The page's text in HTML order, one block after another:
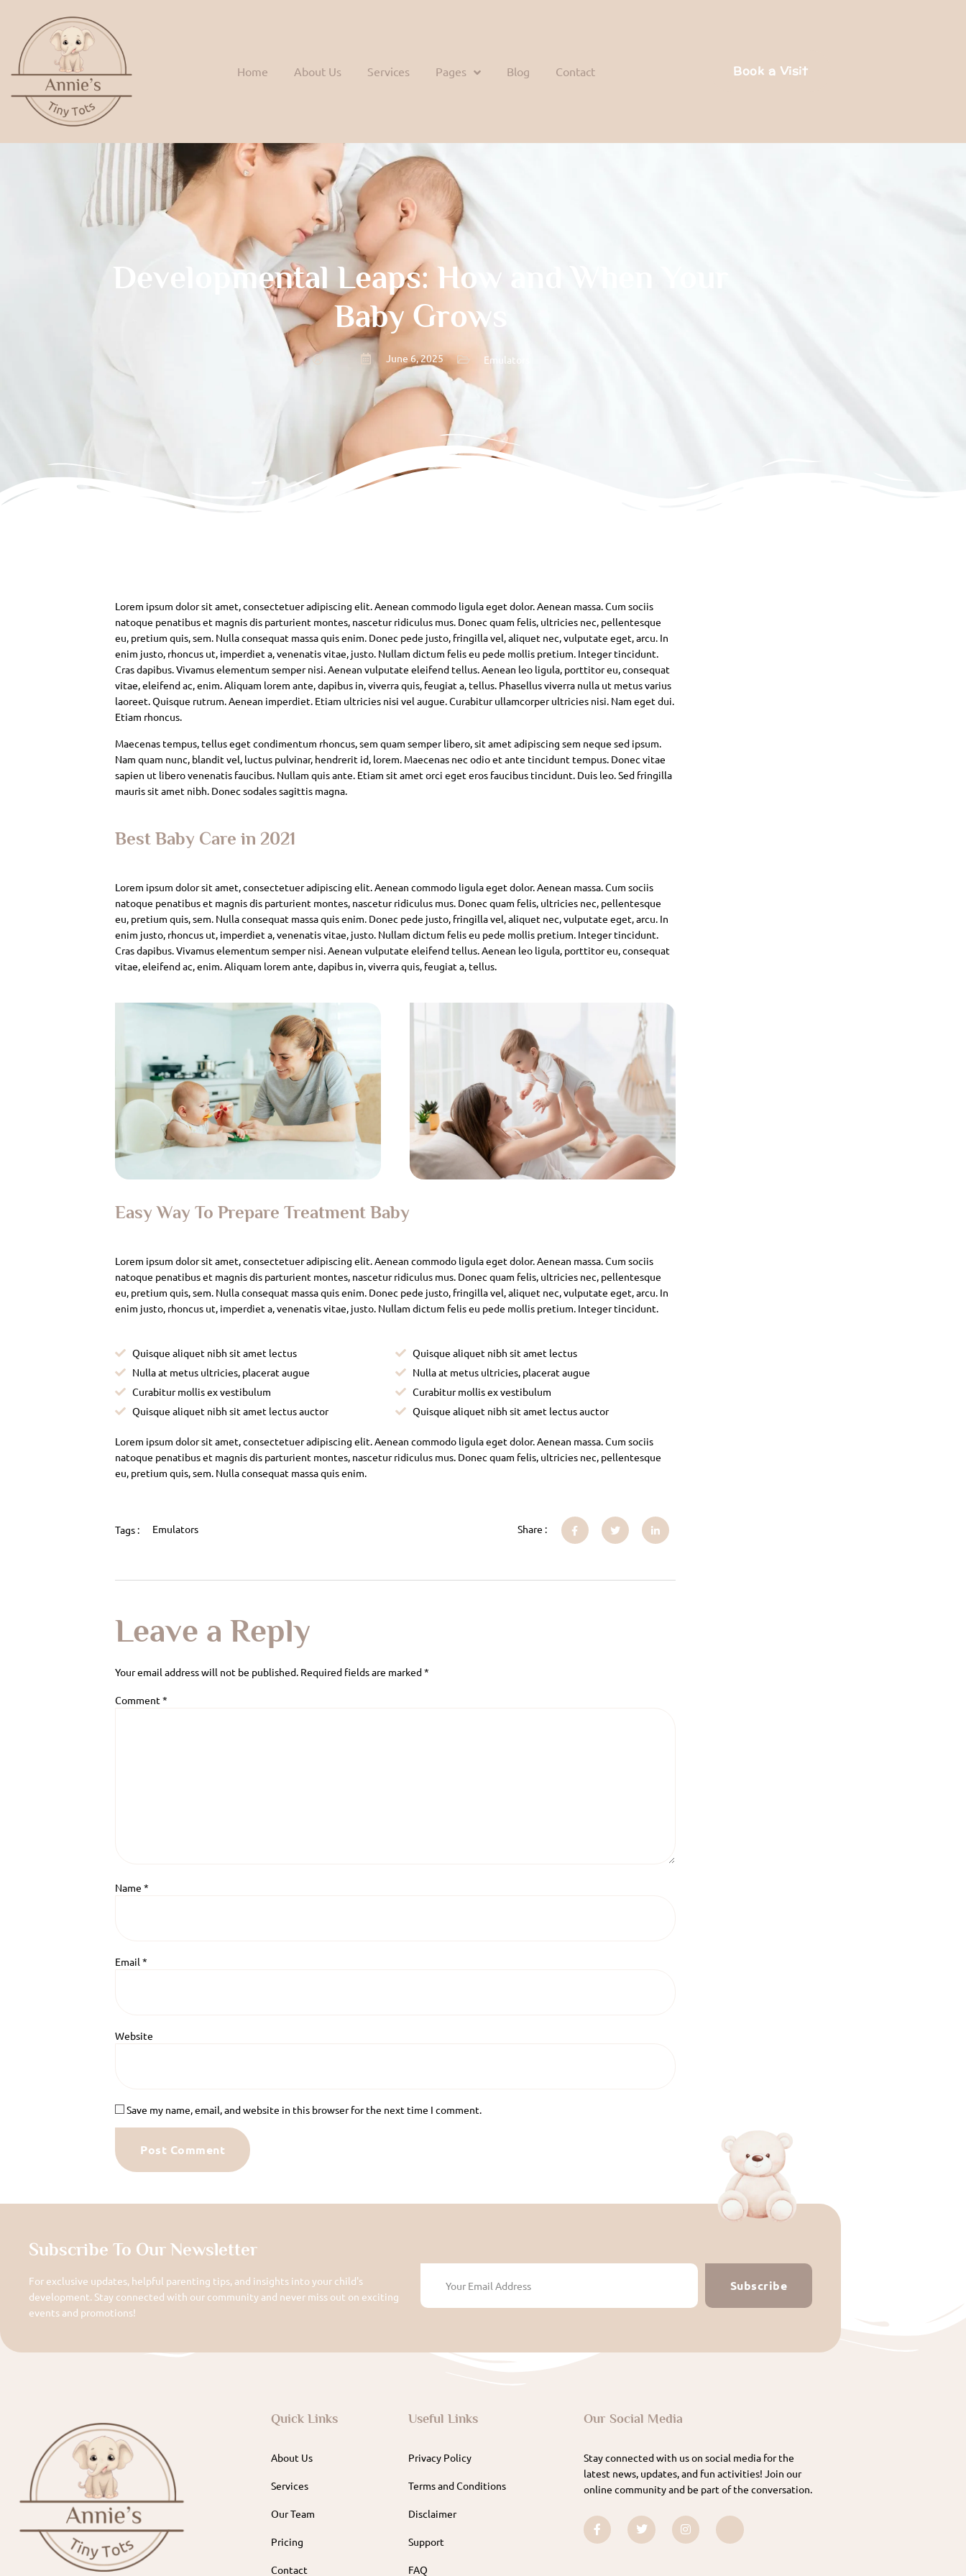
Home About Us Services Pages Blog Contact Book a Visit
Developmental Leaps: How and When Your
Baby Grows
June 6, 2025 Emulators
Lorem ipsum dolor sit amet, consectetuer adipiscing elit. Aenean commodo ligula eget dolor. Aenean massa. Cum sociis
natoque penatibus et magnis dis parturient montes, nascetur ridiculus mus. Donec quam felis, ultricies nec, pellentesque
eu, pretium quis, sem. Nulla consequat massa quis enim. Donec pede justo, fringilla vel, aliquet nec, vulputate eget, arcu. In
enim justo, rhoncus ut, imperdiet a, venenatis vitae, justo. Nullam dictum felis eu pede mollis pretium. Integer tincidunt.
Cras dapibus. Vivamus elementum semper nisi. Aenean vulputate eleifend tellus. Aenean leo ligula, porttitor eu, consequat
vitae, eleifend ac, enim. Aliquam lorem ante, dapibus in, viverra quis, feugiat a, tellus. Phasellus viverra nulla ut metus varius
laoreet. Quisque rutrum. Aenean imperdiet. Etiam ultricies nisi vel augue. Curabitur ullamcorper ultricies nisi. Nam eget dui.
Etiam rhoncus.
Maecenas tempus, tellus eget condimentum rhoncus, sem quam semper libero, sit amet adipiscing sem neque sed ipsum.
Nam quam nunc, blandit vel, luctus pulvinar, hendrerit id, lorem. Maecenas nec odio et ante tincidunt tempus. Donec vitae
sapien ut libero venenatis faucibus. Nullam quis ante. Etiam sit amet orci eget eros faucibus tincidunt. Duis leo. Sed fringilla
mauris sit amet nibh. Donec sodales sagittis magna.
Best Baby Care in 2021
Lorem ipsum dolor sit amet, consectetuer adipiscing elit. Aenean commodo ligula eget dolor. Aenean massa. Cum sociis
natoque penatibus et magnis dis parturient montes, nascetur ridiculus mus. Donec quam felis, ultricies nec, pellentesque
eu, pretium quis, sem. Nulla consequat massa quis enim. Donec pede justo, fringilla vel, aliquet nec, vulputate eget, arcu. In
enim justo, rhoncus ut, imperdiet a, venenatis vitae, justo. Nullam dictum felis eu pede mollis pretium. Integer tincidunt.
Cras dapibus. Vivamus elementum semper nisi. Aenean vulputate eleifend tellus. Aenean leo ligula, porttitor eu, consequat
vitae, eleifend ac, enim. Aliquam lorem ante, dapibus in, viverra quis, feugiat a, tellus.
Easy Way To Prepare Treatment Baby
Lorem ipsum dolor sit amet, consectetuer adipiscing elit. Aenean commodo ligula eget dolor. Aenean massa. Cum sociis
natoque penatibus et magnis dis parturient montes, nascetur ridiculus mus. Donec quam felis, ultricies nec, pellentesque
eu, pretium quis, sem. Nulla consequat massa quis enim. Donec pede justo, fringilla vel, aliquet nec, vulputate eget, arcu. In
enim justo, rhoncus ut, imperdiet a, venenatis vitae, justo. Nullam dictum felis eu pede mollis pretium. Integer tincidunt.
Quisque aliquet nibh sit amet lectus
Nulla at metus ultricies, placerat augue
Curabitur mollis ex vestibulum
Quisque aliquet nibh sit amet lectus auctor
Quisque aliquet nibh sit amet lectus
Nulla at metus ultricies, placerat augue
Curabitur mollis ex vestibulum
Quisque aliquet nibh sit amet lectus auctor
Lorem ipsum dolor sit amet, consectetuer adipiscing elit. Aenean commodo ligula eget dolor. Aenean massa. Cum sociis
natoque penatibus et magnis dis parturient montes, nascetur ridiculus mus. Donec quam felis, ultricies nec, pellentesque
eu, pretium quis, sem. Nulla consequat massa quis enim.
Tags : Emulators Share :
Leave a Reply
Your email address will not be published. Required fields are marked*
Comment*
Name *
Email *
Website
Save my name, email, and website in this browser for the next time I comment.
Subscribe To Our Newsletter
For exclusive updates, helpful parenting tips, and insights into your child's
development. Stay connected with our community and never miss out on exciting
events and promotions!
Subscribe
Quick Links
About Us
Services
Our Team
Pricing
Contact
Useful Links
Privacy Policy
Terms and Conditions
Disclaimer
Support
FAQ
Our Social Media
Stay connected with us on social media for the
latest news, updates, and fun activities! Join our
online community and be part of the conversation.